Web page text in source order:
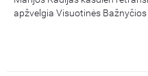
apžvelgia Visuotinės